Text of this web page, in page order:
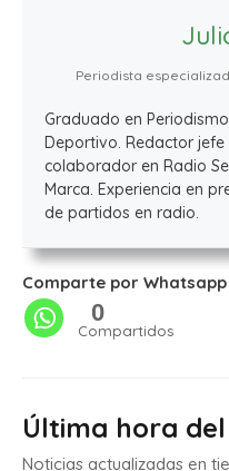
Periodista
Graduado en
Deportivo. Redactor jefe
colaborador en Radio
Marca. Experiencia en
de partidos en radio.
Comparte por
0
Compartidos
Última hora
Noticias actualizadas en